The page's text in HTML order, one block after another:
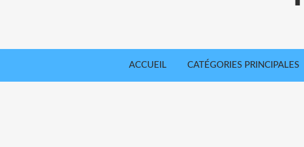
ACCUEIL CATÉGORIES PRINCIPALES